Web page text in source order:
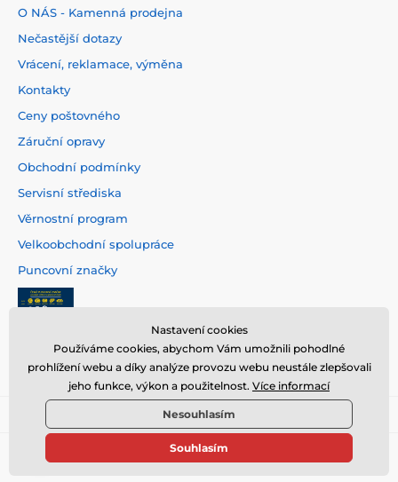
O NÁS - Kamenná prodejna
Nečastější dotazy
Vrácení, reklamace, výměna
Kontakty
Ceny poštovného
Záruční opravy
Obchodní podmínky
Servisní střediska
Věrnostní program
Velkoobchodní spolupráce
Puncovní značky
© 2026 www.hodinarstvi.cz ⦁ E-shop vytvořila SIMPLIA.cz
Nastavení cookies
Používáme cookies, abychom Vám umožnili pohodlné
prohlížení webu a díky analýze provozu webu neustále zlepšovali
jeho funkce, výkon a použitelnost. Více informací
Nesouhlasím
Souhlasím